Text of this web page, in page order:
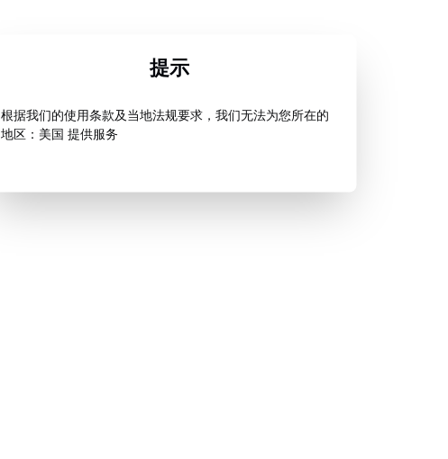
提示
根据我们的使用条款及当地法规要求，我们无法为您所在的
地区：美国 提供服务